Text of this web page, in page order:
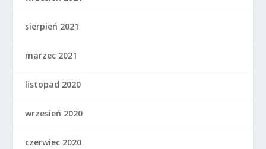
sierpień 2021
marzec 2021
listopad 2020
wrzesień 2020
czerwiec 2020